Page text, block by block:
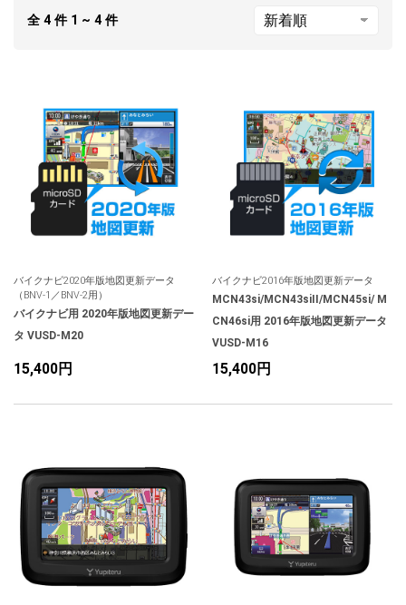
純正オプション
人気 カテゴリ
アウトレット
駐車監視機能 標準搭載
駐車監視セット
サポートカー用品
大口注文はこちら
ユピテル公式サイトはこちら
お役立ち情報・トピックス
scroll
登録後すぐに使える1000ポイントをプレゼント
全 4 件 1 ~ 4 件
バイクナビ2020年版地図更新データ
（BNV-1／BNV-2用）
バイクナビ用 2020年版地図更新デー
タ VUSD-M20
15,400円
バイクナビ2016年版地図更新データ
MCN43si/MCN43siII/MCN45si/ M
CN46si用 2016年版地図更新データ
VUSD-M16
15,400円